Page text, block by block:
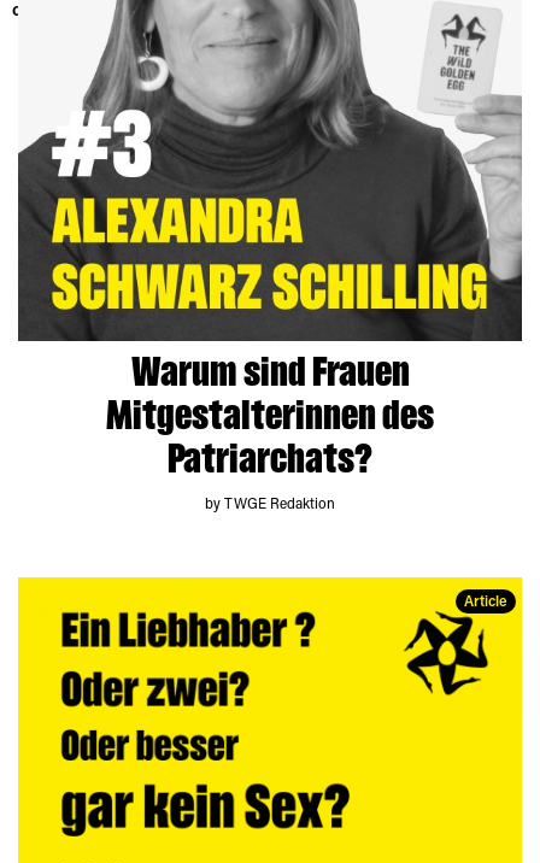
Warum sind Frauen
Mitgestalterinnen des
Patriarchats?
by TWGE Redaktion
Article
content/themes/hue/tag.phpon line67